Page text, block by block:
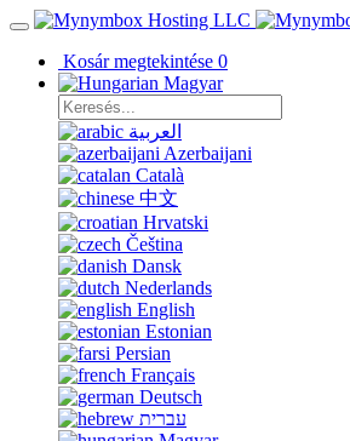
Kosár megtekintése 0
Magyar
العربية
Azerbaijani
Català
中文
Hrvatski
Čeština
Dansk
Nederlands
English
Estonian
Persian
Français
Deutsch
עברית